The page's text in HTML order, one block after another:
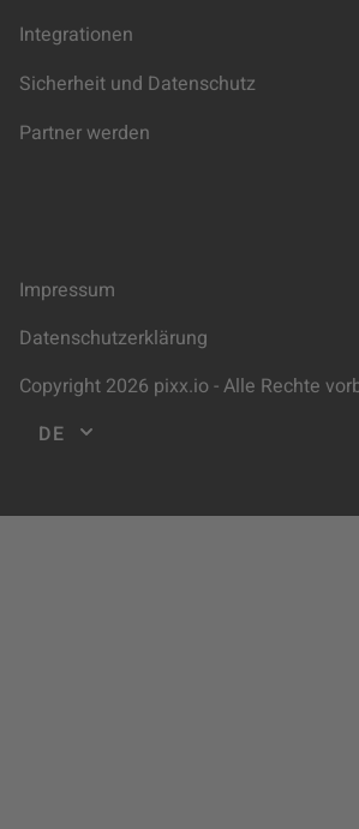
Integrationen
Sicherheit und Datenschutz
Partner werden
Copyright 2026 pixx.io - Alle Rechte
Impressum
Datenschutzerklärung
DE